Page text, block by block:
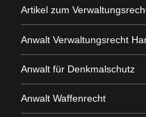
Artikel zum
Anwalt Verwaltungsrecht
Anwalt für Denkmalschutz
Anwalt Waffenrecht